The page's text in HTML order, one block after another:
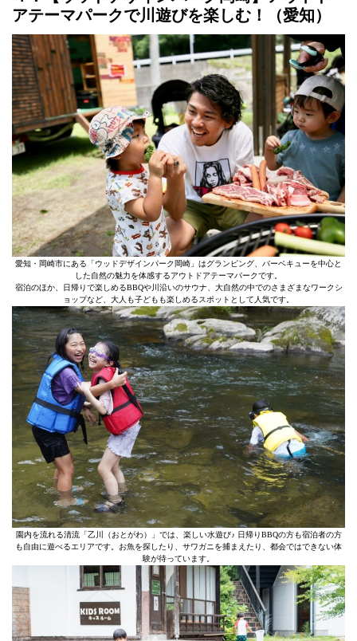
アテーマパークで川遊びを楽しむ！（愛知）
愛知・岡崎市にある「ウッドデザインパーク岡崎」はグランピング、バーベキューを中心と
した自然の魅力を体感するアウトドアテーマパークです。
宿泊のほか、日帰りで楽しめるBBQや川沿いのサウナ、大自然の中でのさまざまなワークシ
ョップなど、大人も子どもも楽しめるスポットとして人気です。
園内を流れる清流「乙川（おとがわ）」では、楽しい水遊び♪ 日帰りBBQの方も宿泊者の方
も自由に遊べるエリアです。お魚を探したり、サワガニを捕まえたり、都会ではできない体
験が待っています。